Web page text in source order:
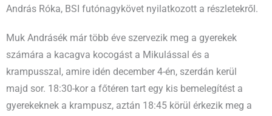
András Róka, BSI futónagykövet nyilatkozott a részletekről.
Muk Andrásék már több éve szervezik meg a gyerekek
számára a kacagva kocogást a Mikulással és a
krampusszal, amire idén december 4-én, szerdán kerül
majd sor. 18:30-kor a főtéren tart egy kis bemelegítést a
gyerekeknek a krampusz, aztán 18:45 körül érkezik meg a